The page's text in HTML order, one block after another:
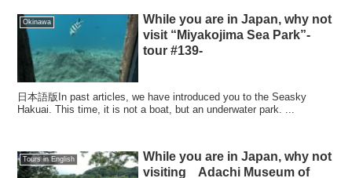
Okinawa
While you are in Japan, why not
visit “Miyakojima Sea Park”-
tour #139-
日本語版In past articles, we have introduced you to the Seasky
Hakuai. This time, it is not a boat, but an underwater park. ...
Tours in English
While you are in Japan, why not
visiting Adachi Museum of